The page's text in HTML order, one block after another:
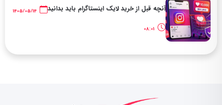
آنچه قبل از خرید لایک اینستاگرام باید بدانید